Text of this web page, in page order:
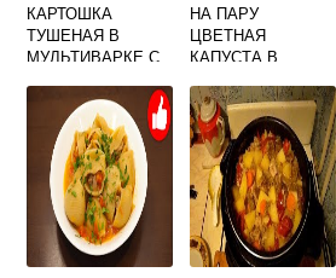
КАРТОШКА
ТУШЕНАЯ В
МУЛЬТИВАРКЕ С
ПАСТОЙ
НА ПАРУ
ЦВЕТНАЯ
КАПУСТА В